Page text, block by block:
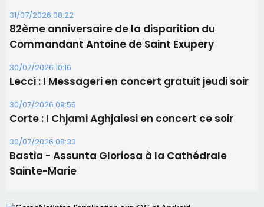
31/07/2026 08:22
82ème anniversaire de la disparition du
Commandant Antoine de Saint Exupery
30/07/2026 10:16
Lecci : I Messageri en concert gratuit jeudi soir
30/07/2026 09:55
Corte : I Chjami Aghjalesi en concert ce soir
30/07/2026 08:33
Bastia - Assunta Gloriosa à la Cathédrale
Sainte-Marie